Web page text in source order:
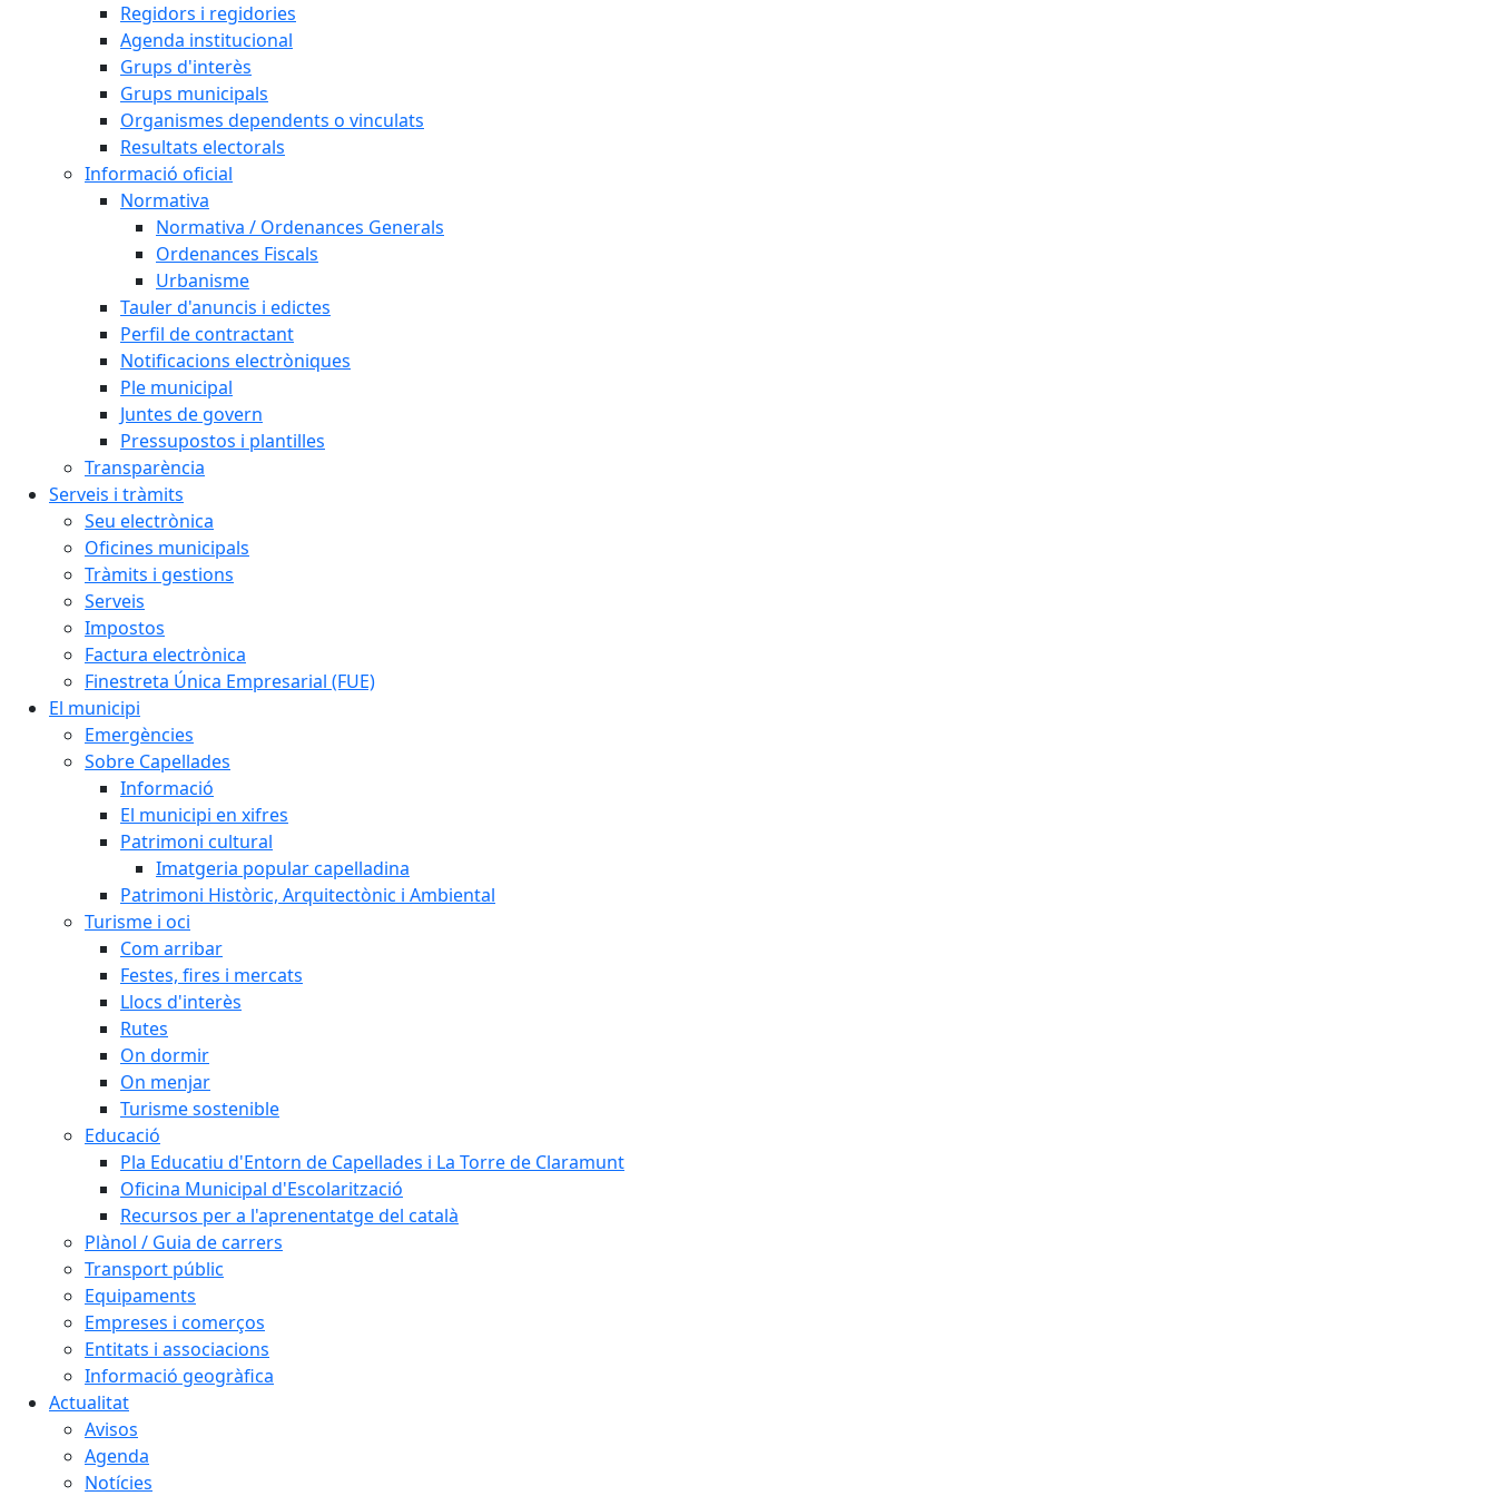
Regidors i regidories
Agenda institucional
Grups d'interès
Grups municipals
Organismes dependents o vinculats
Resultats electorals
Informació oficial
Normativa
Normativa / Ordenances Generals
Ordenances Fiscals
Urbanisme
Tauler d'anuncis i edictes
Perfil de contractant
Notificacions electròniques
Ple municipal
Juntes de govern
Pressupostos i plantilles
Transparència
Serveis i tràmits
Seu electrònica
Oficines municipals
Tràmits i gestions
Serveis
Impostos
Factura electrònica
Finestreta Única Empresarial (FUE)
El municipi
Emergències
Sobre Capellades
Informació
El municipi en xifres
Patrimoni cultural
Imatgeria popular capelladina
Patrimoni Històric, Arquitectònic i Ambiental
Turisme i oci
Com arribar
Festes, fires i mercats
Llocs d'interès
Rutes
On dormir
On menjar
Turisme sostenible
Educació
Pla Educatiu d'Entorn de Capellades i La Torre de Claramunt
Oficina Municipal d'Escolarització
Recursos per a l'aprenentatge del català
Plànol / Guia de carrers
Transport públic
Equipaments
Empreses i comerços
Entitats i associacions
Informació geogràfica
Actualitat
Avisos
Agenda
Notícies